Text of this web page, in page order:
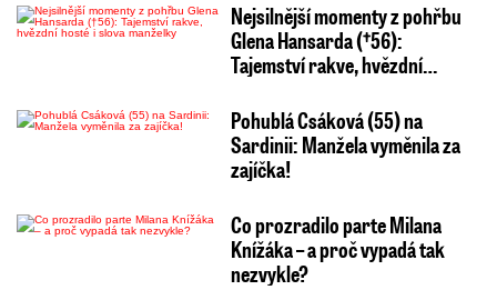
Nejsilnější momenty z pohřbu
Glena Hansarda (†56):
Tajemství rakve, hvězdní…
Pohublá Csáková (55) na
Sardinii: Manžela vyměnila za
zajíčka!
Co prozradilo parte Milana
Knížáka – a proč vypadá tak
nezvykle?